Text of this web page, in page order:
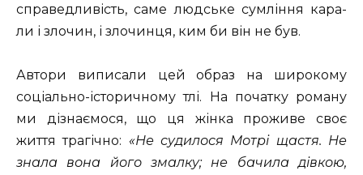
справедливість, саме людське сумління кара-
ли і злочин, і злочинця, ким би він не був.
Автори виписали цей образ на широкому
соціально-історичному тлі. На початку роману
ми дізнаємося, що ця жінка проживе своє
життя трагічно: «Не судилося Мотрі щастя. Не
знала вона його змалку; не бачила дівкою,